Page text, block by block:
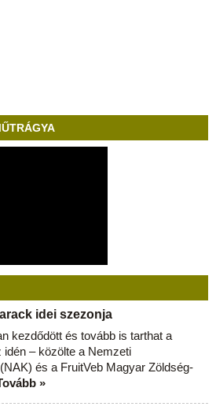
idei szezonja
kezdődött és tovább is tarthat a
– közölte a Nemzeti
és a FruitVeb Magyar Zöldség-
»